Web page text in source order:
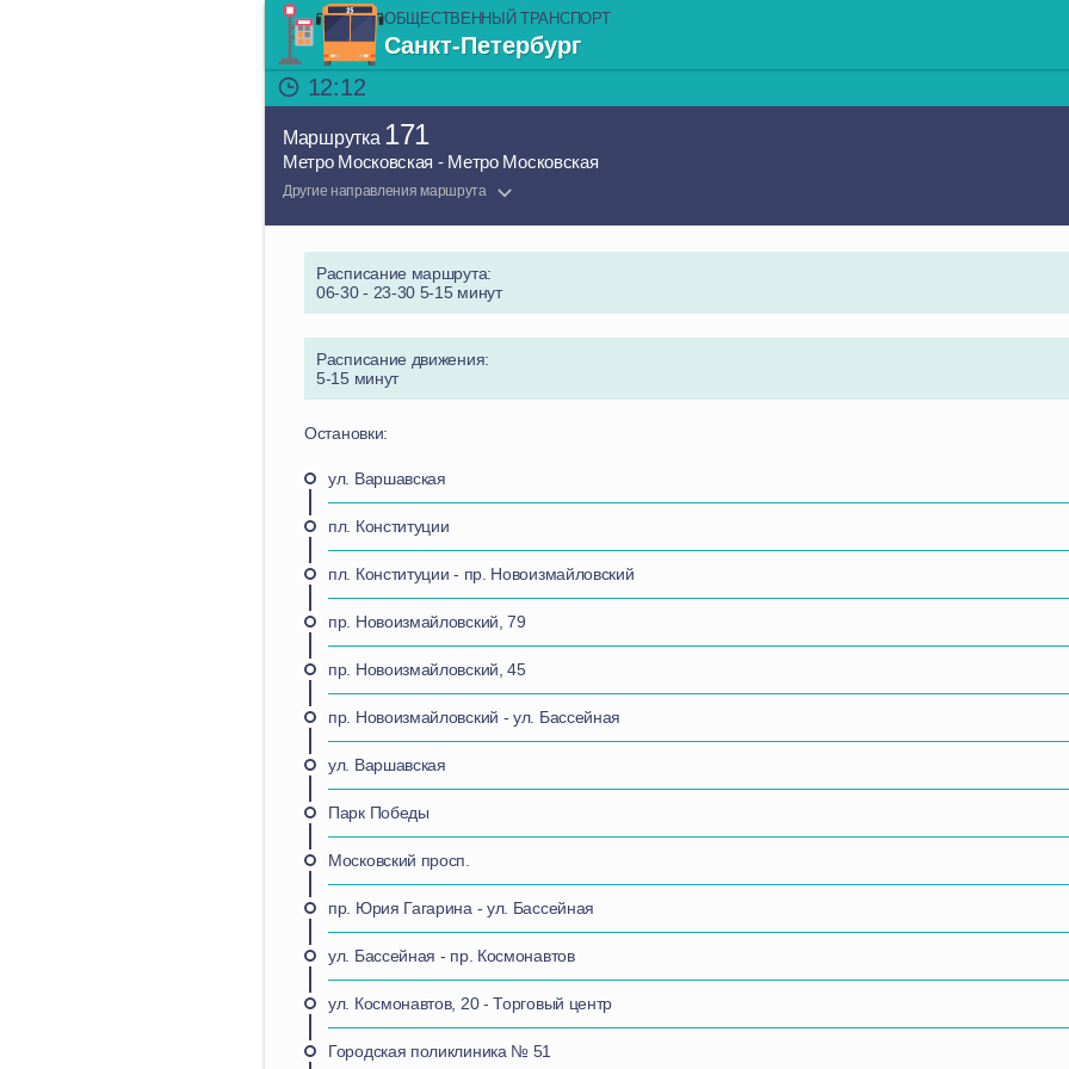
ОБЩЕСТВЕННЫЙ ТРАНСПОРТ
Санкт-Петербург
12:12
Маршрутка 171
Метро Московская - Метро Московская
Другие направления маршрута
Расписание маршрута:
06-30 - 23-30 5-15 минут
Расписание движения:
5-15 минут
Остановки:
ул. Варшавская
пл. Конституции
пл. Конституции - пр. Новоизмайловский
пр. Новоизмайловский, 79
пр. Новоизмайловский, 45
пр. Новоизмайловский - ул. Бассейная
ул. Варшавская
Парк Победы
Московский просп.
пр. Юрия Гагарина - ул. Бассейная
ул. Бассейная - пр. Космонавтов
ул. Космонавтов, 20 - Торговый центр
Городская поликлиника № 51